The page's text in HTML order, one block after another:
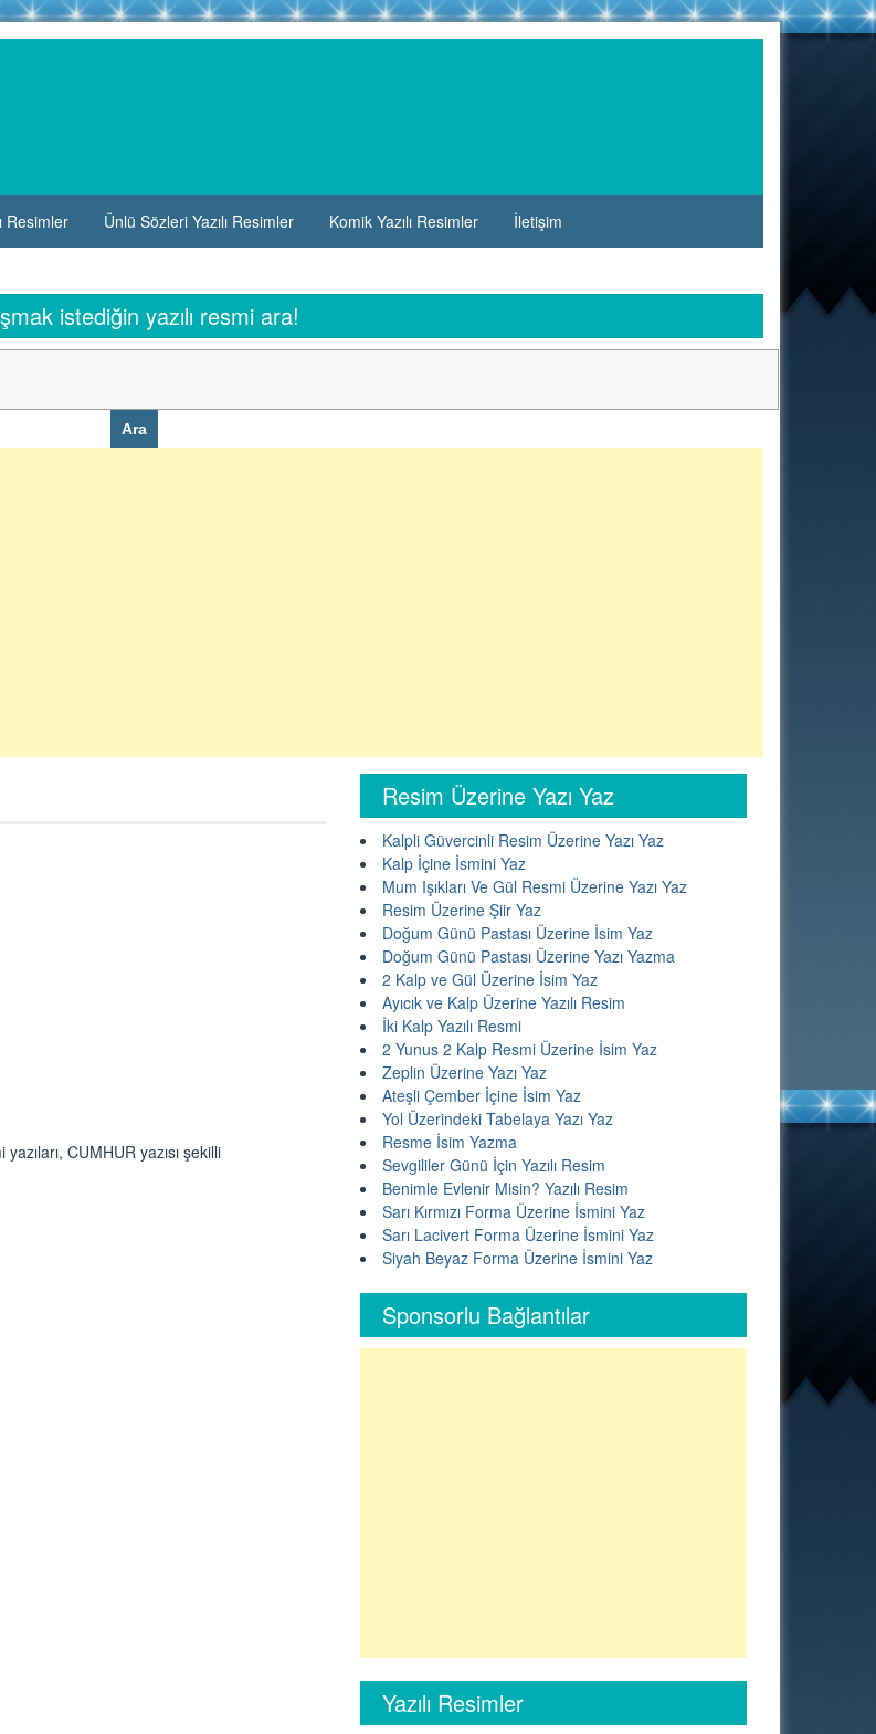
Resimler Ünlü Sözleri Yazılı Resimler Komik Yazılı Resimler İletişim
istediğin yazılı resmi ara!
CUMHUR yazısı şekilli
Resim Üzerine Yazı Yaz
Kalpli Güvercinli Resim Üzerine Yazı Yaz
Kalp İçine İsmini Yaz
Mum Işıkları Ve Gül Resmi Üzerine Yazı Yaz
Resim Üzerine Şiir Yaz
Doğum Günü Pastası Üzerine İsim Yaz
Doğum Günü Pastası Üzerine Yazı Yazma
2 Kalp ve Gül Üzerine İsim Yaz
Ayıcık ve Kalp Üzerine Yazılı Resim
İki Kalp Yazılı Resmi
2 Yunus 2 Kalp Resmi Üzerine İsim Yaz
Zeplin Üzerine Yazı Yaz
Ateşli Çember İçine İsim Yaz
Yol Üzerindeki Tabelaya Yazı Yaz
Resme İsim Yazma
Sevgililer Günü İçin Yazılı Resim
Benimle Evlenir Misin? Yazılı Resim
Sarı Kırmızı Forma Üzerine İsmini Yaz
Sarı Lacivert Forma Üzerine İsmini Yaz
Siyah Beyaz Forma Üzerine İsmini Yaz
Sponsorlu Bağlantılar
Yazılı Resimler